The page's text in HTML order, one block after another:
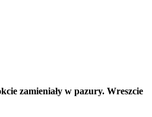
zamieniały w pazury. Wreszcie